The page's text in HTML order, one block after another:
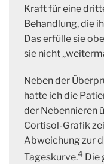
Kraft für eine
Behandlung, die
Das erfülle sie
sie nicht
Neben der
hatte ich die
der Nebennieren
Cortisol-Grafik
Abweichung zur
Tageskurve.4 Die